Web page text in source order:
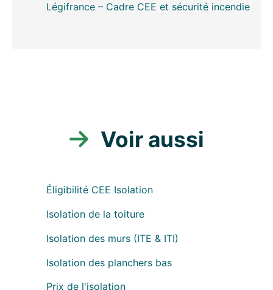
Légifrance – Cadre CEE et sécurité incendie
Voir aussi
Éligibilité CEE Isolation
Isolation de la toiture
Isolation des murs (ITE & ITI)
Isolation des planchers bas
Prix de l'isolation